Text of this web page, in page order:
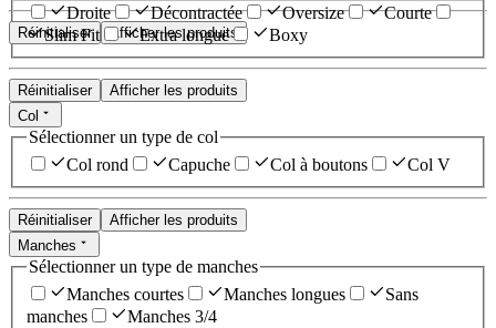
Réinitialiser Afficher les produits
Droite
Décontractée Oversize
Courte
Slim Fit
Extra longue Boxy
Réinitialiser
Afficher les produits
Col
Sélectionner un type de col
Col rond
Capuche Col à boutons Col V
Réinitialiser
Afficher les produits
Manches
Sélectionner un type de manches
Manches courtes
Manches longues
Sans
manches
Manches 3/4